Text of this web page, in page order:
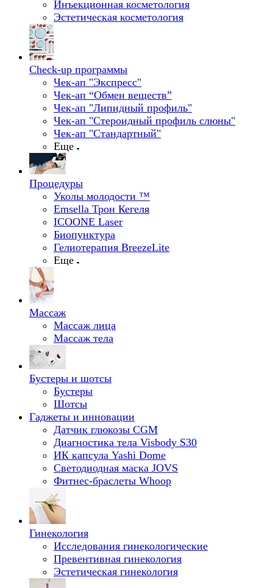
Инъекционная косметология
Эстетическая косметология
Check-up программы
Чек-ап "Экспресс"
Чек-ап “Обмен веществ”
Чек-ап "Липидный профиль"
Чек-ап "Стероидный профиль слюны"
Чек-ап "Стандартный"
Еще
Процедуры
Уколы молодости ™
Emsella Трон Кегеля
ICOONE Laser
Биопунктура
Гелиотерапия BreezeLite
Еще
Массаж
Массаж лица
Массаж тела
Бустеры и шотсы
Бустеры
Шотсы
Гаджеты и инновации
Датчик глюкозы CGM
Диагностика тела Visbody S30
ИК капсула Yashi Dome
Светодиодная маска JOVS
Фитнес-браслеты Whoop
Гинекология
Исследования гинекологические
Превентивная гинекология
Эстетическая гинекология